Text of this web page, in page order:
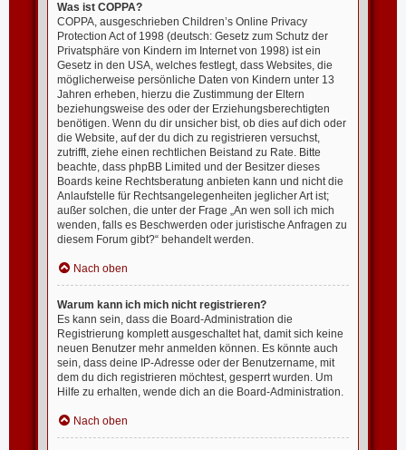
Was ist COPPA?
COPPA, ausgeschrieben Children’s Online Privacy
Protection Act of 1998 (deutsch: Gesetz zum Schutz der
Privatsphäre von Kindern im Internet von 1998) ist ein
Gesetz in den USA, welches festlegt, dass Websites, die
möglicherweise persönliche Daten von Kindern unter 13
Jahren erheben, hierzu die Zustimmung der Eltern
beziehungsweise des oder der Erziehungsberechtigten
benötigen. Wenn du dir unsicher bist, ob dies auf dich oder
die Website, auf der du dich zu registrieren versuchst,
zutrifft, ziehe einen rechtlichen Beistand zu Rate. Bitte
beachte, dass phpBB Limited und der Besitzer dieses
Boards keine Rechtsberatung anbieten kann und nicht die
Anlaufstelle für Rechtsangelegenheiten jeglicher Art ist;
außer solchen, die unter der Frage „An wen soll ich mich
wenden, falls es Beschwerden oder juristische Anfragen zu
diesem Forum gibt?“ behandelt werden.
Nach oben
Warum kann ich mich nicht registrieren?
Es kann sein, dass die Board-Administration die
Registrierung komplett ausgeschaltet hat, damit sich keine
neuen Benutzer mehr anmelden können. Es könnte auch
sein, dass deine IP-Adresse oder der Benutzername, mit
dem du dich registrieren möchtest, gesperrt wurden. Um
Hilfe zu erhalten, wende dich an die Board-Administration.
Nach oben